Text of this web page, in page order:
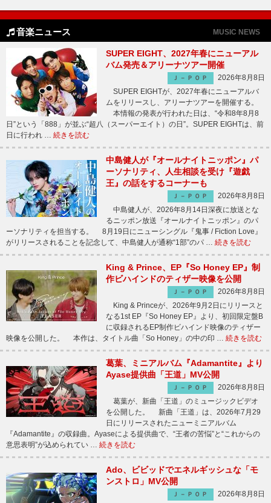
音楽ニュース MUSIC NEWS
SUPER EIGHT、2027年春にニューアル
バム発売＆アリーナツアー開催
Ｊ－ＰＯＰ
2026年8月8日
SUPER EIGHTが、2027年春にニューアルバ
ムをリリースし、アリーナツアーを開催する。
本情報の発表が行われた日は、“令和8年8月8
日”という「888」が並ぶ“超八（スーパーエイト）の日”。SUPER EIGHTは、前
日に行われ … 続きを読む
中島健人が『オールナイトニッポン』パ
ーソナリティ、人生相談を受け『遊戯
王』の話をするコーナーも
Ｊ－ＰＯＰ
2026年8月8日
中島健人が、2026年8月14日深夜に放送とな
るニッポン放送『オールナイトニッポン』のパ
ーソナリティを担当する。 8月19日にニューシングル『鬼事 / Fiction Love』
がリリースされることを記念して、中島健人が通称“1部”のパ … 続きを読む
King & Prince、EP『So Honey EP』制
作ビハインドのティザー映像を公開
Ｊ－ＰＯＰ
2026年8月8日
King & Princeが、2026年9月2日にリリースと
なる1st EP『So Honey EP』より、初回限定盤B
に収録されるEP制作ビハインド映像のティザー
映像を公開した。 本作は、タイトル曲「So Honey」の中の印 … 続きを読む
葛葉、ミニアルバム『Adamantite』より
Ayase提供曲「王道」MV公開
Ｊ－ＰＯＰ
2026年8月8日
葛葉が、新曲「王道」のミュージックビデオ
を公開した。 新曲「王道」は、2026年7月29
日にリリースされたニューミニアルバム
『Adamantite』の収録曲。Ayaseによる提供曲で、“王者の苦悩”と“これからの
意思表明”が込められてい … 続きを読む
Ado、ビビッドでエネルギッシュな「モ
ンストロ」MV公開
Ｊ－ＰＯＰ
2026年8月8日